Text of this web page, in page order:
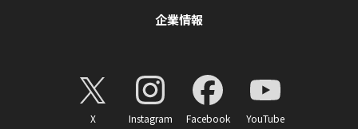
企業情報
X Instagram Facebook YouTube